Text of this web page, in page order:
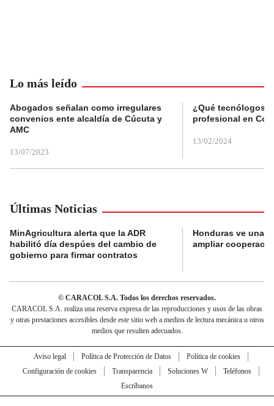
Lo más leído
Abogados señalan como irregulares
convenios ente alcaldía de Cúcuta y
AMC
13/07/2023
¿Qué tecnólogos
profesional en
13/02/2024
Últimas Noticias
MinAgricultura alerta que la ADR
habilitó día despúes del cambio de
gobierno para firmar contratos
Honduras ve una
ampliar
© CARACOL S.A. Todos los derechos reservados.
CARACOL S.A. realiza una reserva expresa de las reproducciones y usos de las obras
y otras prestaciones accesibles desde este sitio web a medios de lectura mecánica u otros
medios que resulten adecuados.
Aviso legal Política de Protección de Datos
Política de cookies
Configuración de cookies
Transparencia Soluciones W
Teléfonos
Escríbanos